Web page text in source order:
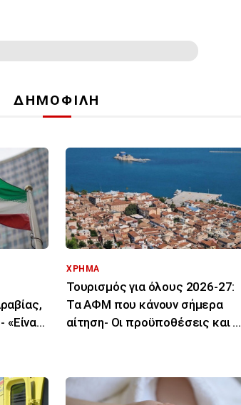
ΔΗΜΟΦΙΛΗ
ΧΡΗΜΑ
Τουρισμός για όλους 2026-27:
Τα ΑΦΜ που κάνουν σήμερα
αίτηση- Οι προϋποθέσεις και οι